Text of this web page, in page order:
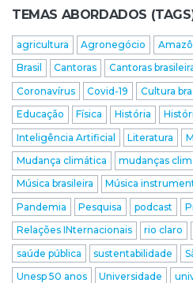
TEMAS ABORDADOS
agricultura Agronegócio
Brasil
Cantoras Cantoras
Coronavírus
Covid-19 Cultura
Educação
Física História
Inteligência Artificial
Literatura
Mudança climática
mudanças
Música brasileira
Música
Pandemia
Pesquisa podcast
Relações INternacionais
rio claro
saúde pública
sustentabilidade
Unesp 50 anos
Universidade